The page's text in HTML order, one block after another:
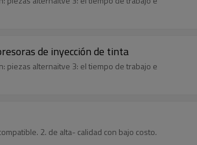
de inyección de tinta
piezas alternaitve 3: el tiempo de trabajo e
2. de alta- calidad con bajo costo.